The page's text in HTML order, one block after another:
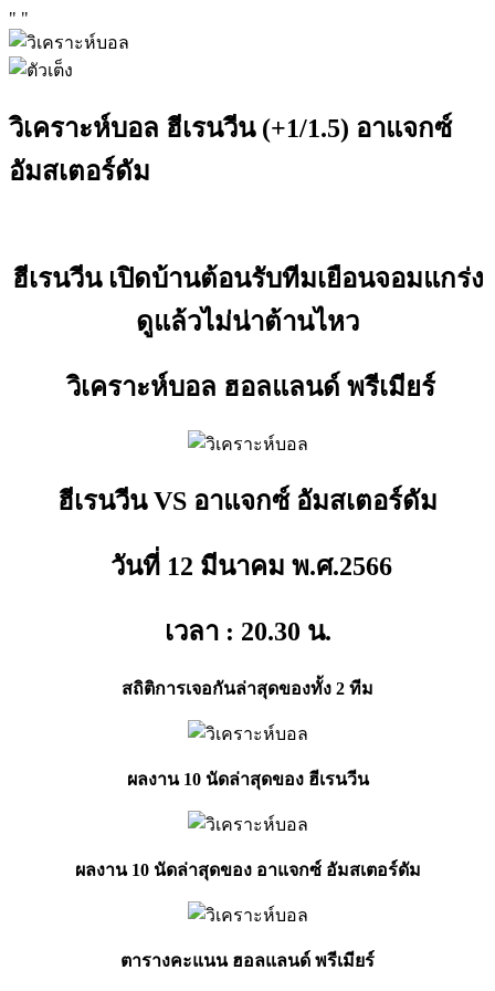
" "
วิเคราะห์บอล ฮีเรนวีน (+1/1.5) อาแจกซ์
อัมสเตอร์ดัม
ฮีเรนวีน เปิดบ้านต้อนรับทีมเยือนจอมแกร่ง
ดูแล้วไม่น่าต้านไหว
วิเคราะห์บอล ฮอลแลนด์ พรีเมียร์
ฮีเรนวีน VS อาแจกซ์ อัมสเตอร์ดัม
วันที่ 12 มีนาคม พ.ศ.2566
เวลา : 20.30 น.
สถิติการเจอกันล่าสุดของทั้ง 2 ทีม
ผลงาน 10 นัดล่าสุดของ ฮีเรนวีน
ผลงาน 10 นัดล่าสุดของ อาแจกซ์ อัมสเตอร์ดัม
ตารางคะแนน ฮอลแลนด์ พรีเมียร์